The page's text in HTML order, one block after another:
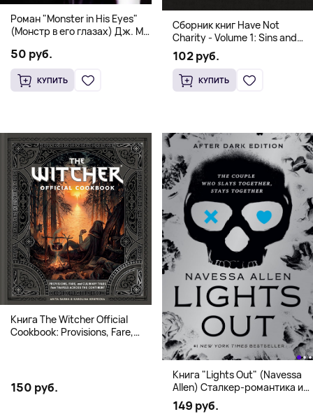
Роман "Monster in His Eyes"
(Монстр в его глазах) Дж. М.
18+
50 руб.
КУПИТЬ
Сборник книг Have Not
Charity - Volume 1: Sins and
Volume 2: Virtues
102 руб.
КУПИТЬ
Книга The Witcher Official
Cookbook: Provisions, Fare,
150 руб.
Книга "Lights Out" (Navessa
Allen) Сталкер-романтика и
человек в маске (18+)
149 руб.